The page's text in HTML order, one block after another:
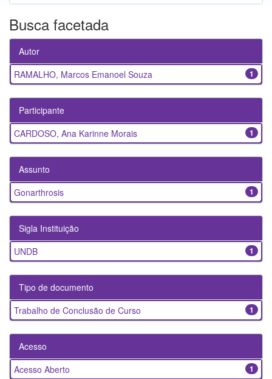
Busca facetada
Autor
1
RAMALHO, Marcos Emanoel Souza
Participante
1
CARDOSO, Ana Karinne Morais
Assunto
1
Gonarthrosis
Sigla Instituição
1
UNDB
Tipo de documento
1
Trabalho de Conclusão de Curso
Acesso
1
Acesso Aberto